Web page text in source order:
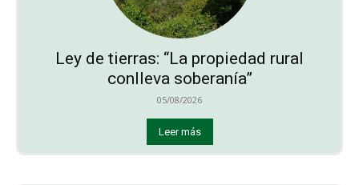
Ley de tierras: “La propiedad rural
conlleva soberanía”
05/08/2026
Leer más